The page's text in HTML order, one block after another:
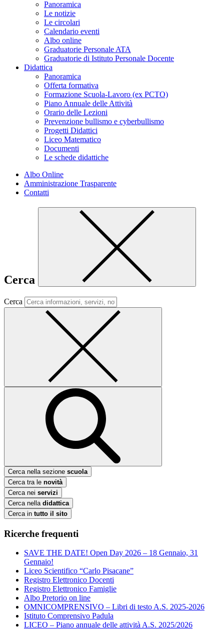
Panoramica
Le notizie
Le circolari
Calendario eventi
Albo online
Graduatorie Personale ATA
Graduatorie di Istituto Personale Docente
Didattica
Panoramica
Offerta formativa
Formazione Scuola-Lavoro (ex PCTO)
Piano Annuale delle Attività
Orario delle Lezioni
Prevenzione bullismo e cyberbullismo
Progetti Didattici
Liceo Matematico
Documenti
Le schede didattiche
Albo Online
Amministrazione Trasparente
Contatti
Cerca
Cerca
Cerca nella sezione scuola
Cerca tra le novità
Cerca nei servizi
Cerca nella didattica
Cerca in tutto il sito
Ricerche frequenti
SAVE THE DATE! Open Day 2026 – 18 Gennaio, 31
Gennaio!
Liceo Scientifico “Carlo Pisacane”
Registro Elettronico Docenti
Registro Elettronico Famiglie
Albo Pretorio on line
OMNICOMPRENSIVO – Libri di testo A.S. 2025-2026
Istituto Comprensivo Padula
LICEO – Piano annuale delle attività A.S. 2025/2026